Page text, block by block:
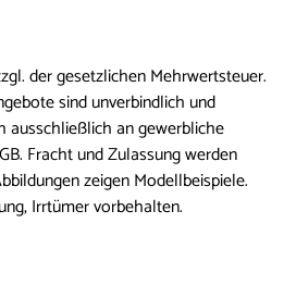
der gesetzlichen Mehrwertsteuer.
sind unverbindlich und
ausschließlich an gewerbliche
Fracht und Zulassung werden
zeigen Modellbeispiele.
Irrtümer vorbehalten.